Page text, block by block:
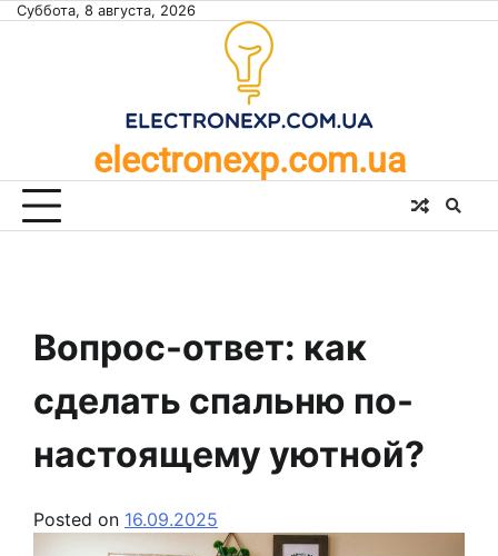
SkipСуббота, 8 августа, 2026
electronexp.com.ua
Вопрос-ответ: как
сделать спальню по-
настоящему уютной?
Posted on 16.09.2025